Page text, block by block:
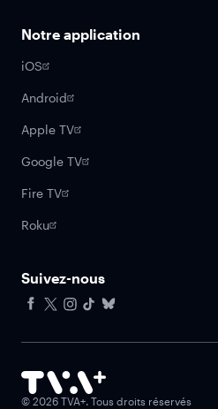
Notre application
iOS
Android
Apple TV
Google TV
Fire TV
Roku
Suivez-nous
© 2026 TVA+. Tous droits réservés